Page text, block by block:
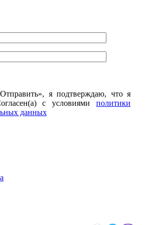
я подтверждаю, что я
с условиями политики
данных